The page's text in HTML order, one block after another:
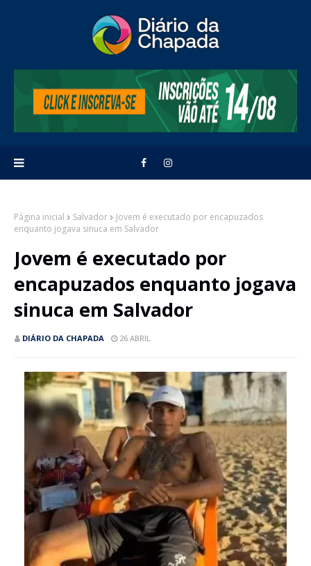
Página inicial Salvador
Jovem é executado por encapuzados
enquanto jogava sinuca em Salvador
Jovem é executado por
encapuzados enquanto jogava
sinuca em Salvador
DIÁRIO DA CHAPADA 26 ABRIL